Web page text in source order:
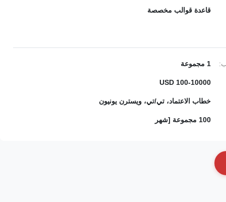
قاعدة قوالب مخصصة
1 مجموعة
100-10000 USD
خطاب الاعتماد، تي/تي، ويسترن يونيون
100 مجموعة [شهر